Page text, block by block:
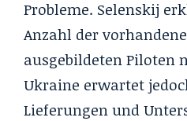
Probleme. Selenskij
Anzahl der
ausgebildeten Piloten
Ukraine erwartet
Lieferungen und